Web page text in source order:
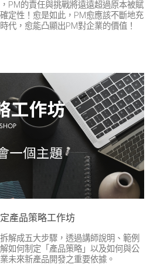
PM的責任與挑戰將遠遠超過原本被賦
定性！愈是如此，PM愈應該不斷地充
代，愈能凸顯出PM對企業的價值！
產品策略工作坊
解成五大步驟，透過講師說明、範例
如何制定「產品策略」以及如何與公
未來新產品開發之重要依據。